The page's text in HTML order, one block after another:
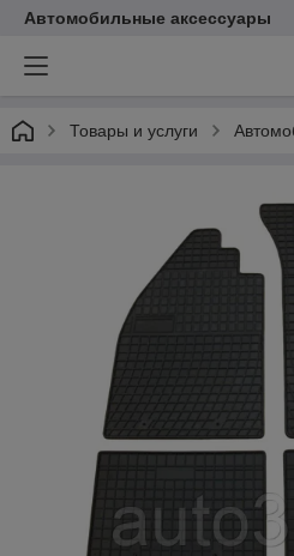
Автомобильные аксессуары
Товары и услуги